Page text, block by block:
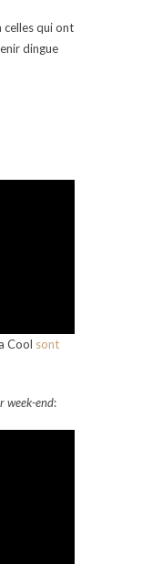
celles qui ont
dingue
Cool sont
week-end: